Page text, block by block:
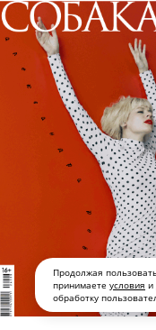
Продолжая
принимаете условия и
обработку
туре
взялся
— записи
сменяются
самой Билли
Финнеаса
С 9 августа,